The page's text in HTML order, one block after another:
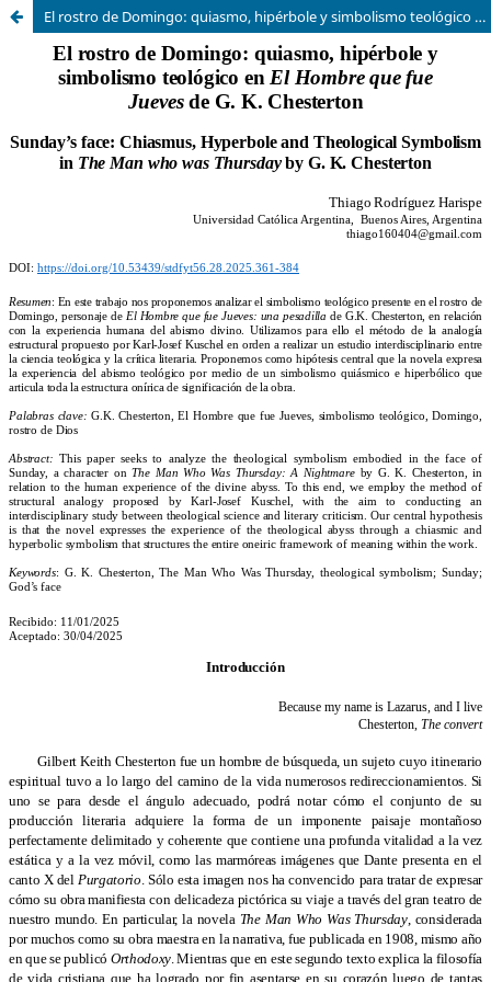
El rostro de Domingo: quiasmo, hipérbole y simbolismo teológico en El Hombre que fue Jueves de G. K. Chesterton